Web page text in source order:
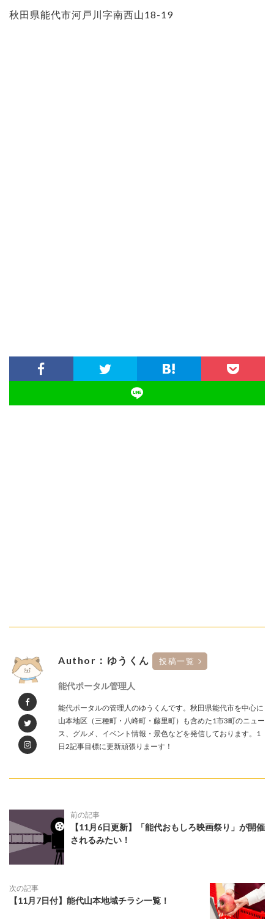
秋田県能代市河戸川字南西山18-19
Author：ゆうくん 投稿一覧
能代ポータル管理人
能代ポータルの管理人のゆうくんです。秋田県能代市を中心に
山本地区（三種町・八峰町・藤里町）も含めた1市3町のニュー
ス、グルメ、イベント情報・景色などを発信しております。1
日2記事目標に更新頑張りまーす！
前の記事
【11月6日更新】「能代おもしろ映画祭り」が開催
されるみたい！
次の記事
【11月7日付】能代山本地域チラシ一覧！